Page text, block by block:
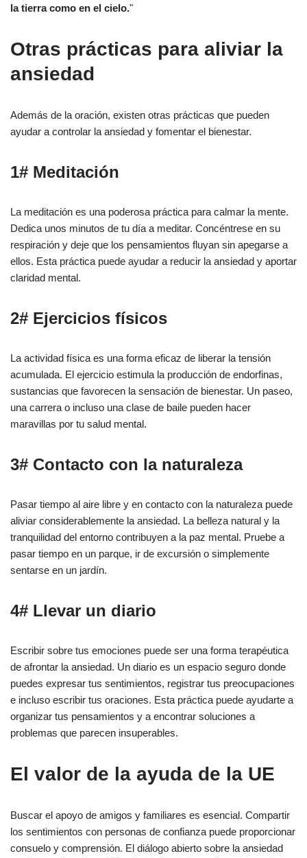
la tierra como en el cielo."
Otras prácticas para aliviar la
ansiedad
Además de la oración, existen otras prácticas que pueden
ayudar a controlar la ansiedad y fomentar el bienestar.
1# Meditación
La meditación es una poderosa práctica para calmar la mente.
Dedica unos minutos de tu día a meditar. Concéntrese en su
respiración y deje que los pensamientos fluyan sin apegarse a
ellos. Esta práctica puede ayudar a reducir la ansiedad y aportar
claridad mental.
2# Ejercicios físicos
La actividad física es una forma eficaz de liberar la tensión
acumulada. El ejercicio estimula la producción de endorfinas,
sustancias que favorecen la sensación de bienestar. Un paseo,
una carrera o incluso una clase de baile pueden hacer
maravillas por tu salud mental.
3# Contacto con la naturaleza
Pasar tiempo al aire libre y en contacto con la naturaleza puede
aliviar considerablemente la ansiedad. La belleza natural y la
tranquilidad del entorno contribuyen a la paz mental. Pruebe a
pasar tiempo en un parque, ir de excursión o simplemente
sentarse en un jardín.
4# Llevar un diario
Escribir sobre tus emociones puede ser una forma terapéutica
de afrontar la ansiedad. Un diario es un espacio seguro donde
puedes expresar tus sentimientos, registrar tus preocupaciones
e incluso escribir tus oraciones. Esta práctica puede ayudarte a
organizar tus pensamientos y a encontrar soluciones a
problemas que parecen insuperables.
El valor de la ayuda de la UE
Buscar el apoyo de amigos y familiares es esencial. Compartir
los sentimientos con personas de confianza puede proporcionar
consuelo y comprensión. El diálogo abierto sobre la ansiedad